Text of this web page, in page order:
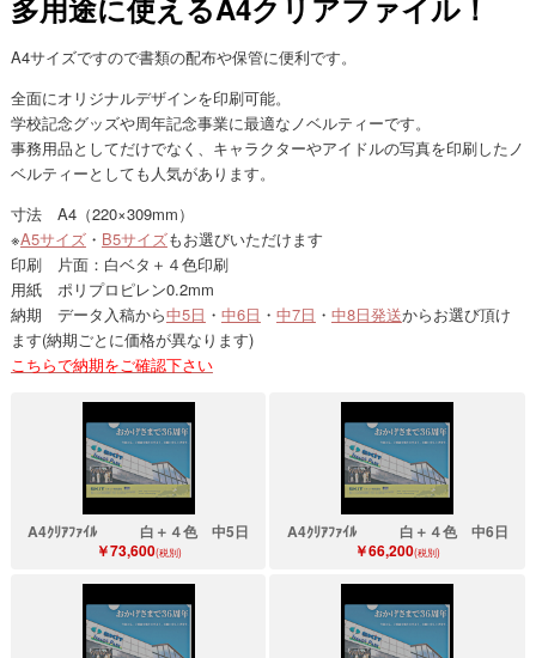
A4サイズですので書類の配布や保管に便利です。
全面にオリジナルデザインを印刷可能。
学校記念グッズや周年記念事業に最適なノベルティーです。
事務用品としてだけでなく、キャラクターやアイドルの写真を印刷したノ
ベルティーとしても人気があります。
寸法 A4（220×309mm）
※A5サイズ・ B5サイズもお選びいただけます
印刷 片面：白ベタ＋４色印刷
用紙 ポリプロピレン0.2mm
納期 データ入稿から中5日 ・ 中6日 ・ 中7日 ・ 中8日発送からお選び頂け
ます(納期ごとに価格が異なります)
こちらで納期をご確認下さい
A4ｸﾘｱﾌｧｲﾙ 白＋４色 中5日
￥73,600(税別)
A4ｸﾘｱﾌｧｲﾙ 白＋４色 中6日
￥66,200(税別)